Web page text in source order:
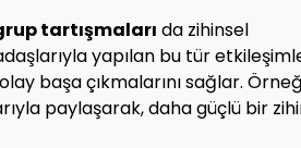
tartışmaları da zihinsel
yapılan bu tür
başa çıkmalarını sağlar.
paylaşarak, daha güçlü bir